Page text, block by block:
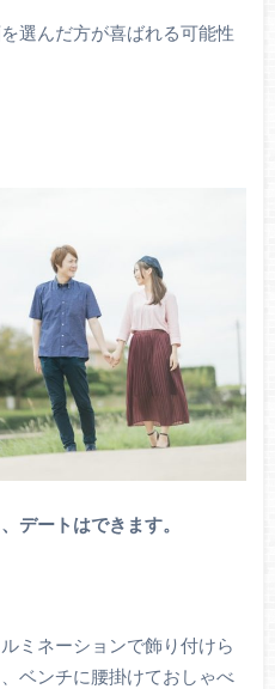
選んだ方が喜ばれる可能性
デートはできます。
ミネーションで飾り付けら
ベンチに腰掛けておしゃべ